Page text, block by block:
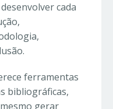
cada
ferramentas
bibliográficas,
gerar